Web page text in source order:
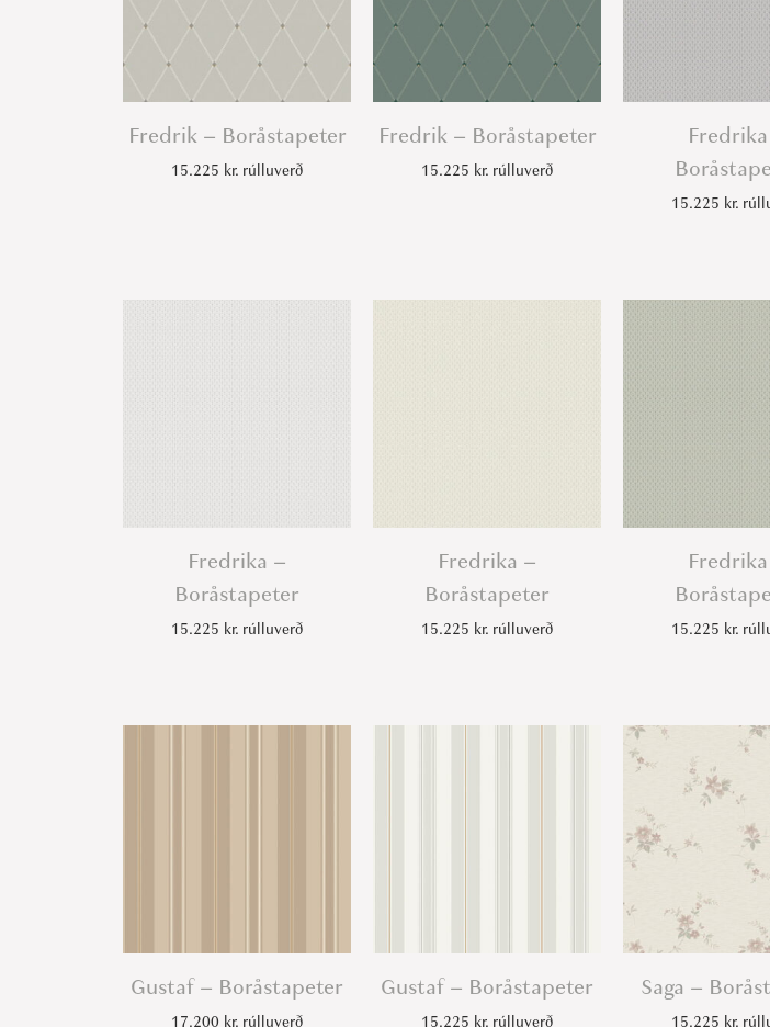
Fredrik – Boråstapeter
15.225 kr. rúlluverð
Fredrik – Boråstapeter
15.225 kr. rúlluverð
15.225 kr.
Fredrika –
Boråstapeter
15.225 kr. rúlluverð
Fredrika –
Boråstapeter
15.225 kr. rúlluverð 15.225 kr.
Gustaf – Boråstapeter
17.200 kr. rúlluverð
Gustaf – Boråstapeter
15.225 kr. rúlluverð
Saga –
15.225 kr.